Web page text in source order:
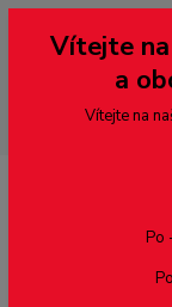
--- pro zákazníky ze
přepněte si e-shop
dobírky – pokud si
domluvě zaslána
případě bude
Vítejte
a
Vítejte na
Po